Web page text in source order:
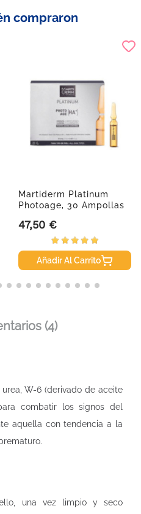
compraron
Martiderm Platinum
Photoage, 30 Ampollas
Precio
47,50 €
Añadir Al Carrito
(4)
W-6 (derivado de aceite
combatir los signos del
aquella con tendencia a la
una vez limpio y seco